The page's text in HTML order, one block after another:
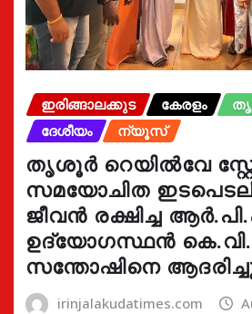
ഇരിങ്ങാലക്കുട കേരളം
ദേശീയം
ന്യൂസ്
തൃശൂർ റെയിൽവേ
സമയോചിത
ജീവൻ രക്ഷിച്ച
ഉദ്യോഗസ്ഥൻ കെ.വി.
സന്തോഷിനെ
irinjalakudatimes.com